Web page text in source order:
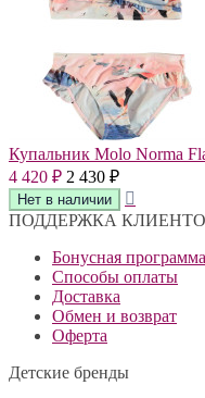
Купальник Molo Norma
4 420 ₽ 2 430 ₽
ПОДДЕРЖКА
Бонусная программа
Способы оплаты
Доставка
Обмен и возврат
Оферта
Детские бренды